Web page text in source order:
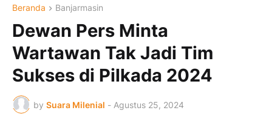
Beranda Banjarmasin
Dewan Pers Minta
Wartawan Tak Jadi Tim
Sukses di Pilkada 2024
by Suara Milenial - Agustus 25, 2024